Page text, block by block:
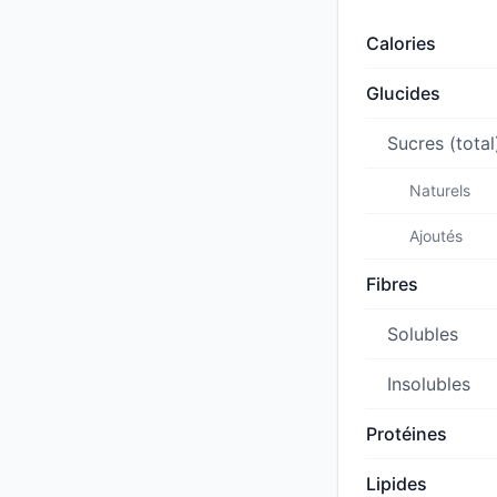
Calories
Glucides
Sucres
Naturels
Ajoutés
Fibres
Solubles
Insolubles
Protéines
Lipides